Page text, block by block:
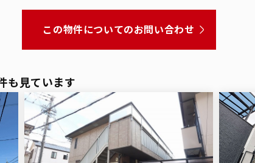
この物件についてのお問い合わせ
も見ています